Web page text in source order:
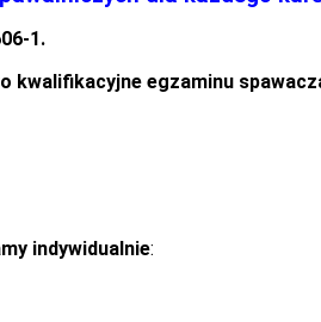
1.
egzaminu
indywidualnie: